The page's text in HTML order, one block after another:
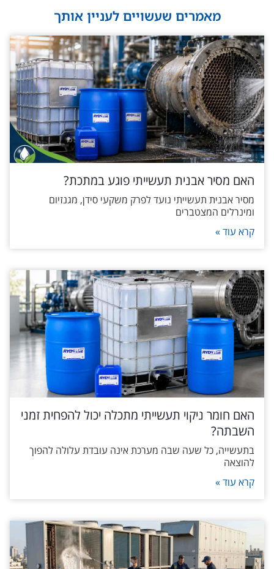
מאמרים שעשויים לעניין אותך
האם מסיר אבנית תעשייתי פוגע במתכת?
מסיר אבנית תעשייתי נועד לפרק משקעי סידן, מגנזיום
ומינרלים המצטברים
קרא עוד »
האם חומר ניקוי תעשייתי מתכלה יכול להפחית זמני
השבתה?
בתעשייה, כל שעה שבה מערכת אינה עובדת עלולה להפוך
להוצאה
קרא עוד »